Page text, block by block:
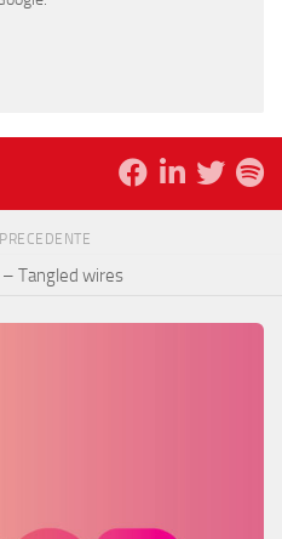
– Tangled wires